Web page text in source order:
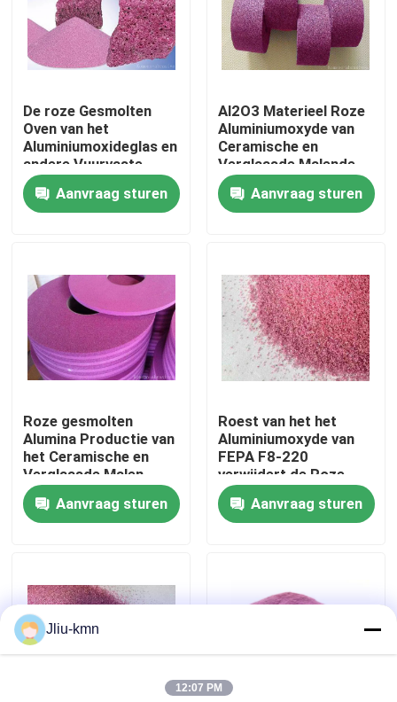
Huis
Over ons
Fabriekstocht
Kwaliteitscontrole
Neem contact met ons op
Nieuws
VR
Gesmolten Aluminiumoxyde
De roze Gesmolten
Oven van het
Aluminiumoxideglas en
andere Vuurvaste
Materialen
Aanvraag sturen
Al2O3 Materieel Roze
Aluminiumoxyde van
Ceramische en
Verglaasde Malende
Wielen
Aanvraag sturen
Roze gesmolten
Alumina Productie van
het Ceramische en
Verglaasde Malen
Whee FEPA F8-220
Aanvraag sturen
Roest van het het
Aluminiumoxyde van
FEPA F8-220
verwijdert de Roze
Metaal en Non-metal
DelenAanvraag sturen
Jliu-kmn
12:07 PM